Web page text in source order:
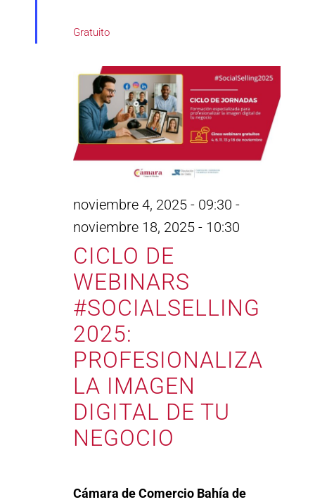
Gratuito
CICLO DE
WEBINARS
#SOCIALSELLING
2025:
PROFESIONALIZA
LA IMAGEN
DIGITAL DE TU
NEGOCIO
noviembre 4, 2025 - 09:30 -
noviembre 18, 2025 - 10:30
Cámara de Comercio Bahía de